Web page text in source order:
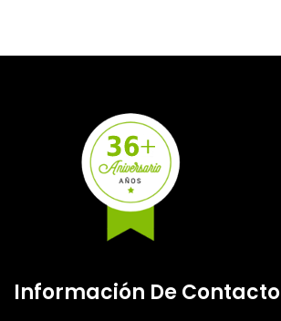
Información De Contacto